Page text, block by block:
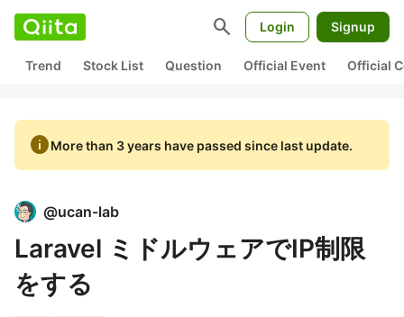
search Login Signup
Trend Stock List Question Official Event Official
infoMore than 3 years have passed since last update.
@ucan-lab
Laravel ミドルウェアでIP制限
をする